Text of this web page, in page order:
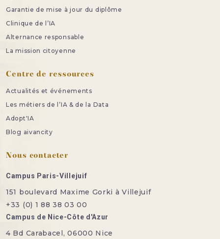
Garantie de mise à jour du diplôme
Clinique de l’IA
Alternance responsable
La mission citoyenne
Centre de ressources
Actualités et événements
Les métiers de l’IA & de la Data
Adopt'IA
Blog aivancity
Nous contacter
Campus Paris-Villejuif
151 boulevard Maxime Gorki à Villejuif
+33 (0) 1 88 38 03 00
Campus de Nice-Côte d'Azur
4 Bd Carabacel, 06000 Nice